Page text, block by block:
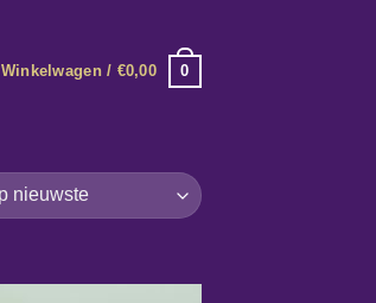
Winkelwagen / €0,00 0